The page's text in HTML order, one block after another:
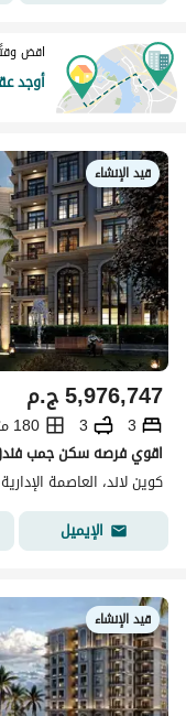
اقض
أوجد
قيد الإنشاء
ج.م5,976,747
3
3
180 متر مربع
كوين لاند، العاصمة
الإيميل
قيد الإنشاء